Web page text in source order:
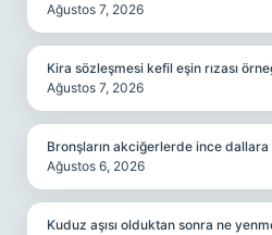
Ağustos 7, 2026
Kira sözleşmesi kefil eşin rızası
Ağustos 7, 2026
Bronşların akciğerlerde ince dallara
Ağustos 6, 2026
Kuduz aşısı olduktan sonra ne